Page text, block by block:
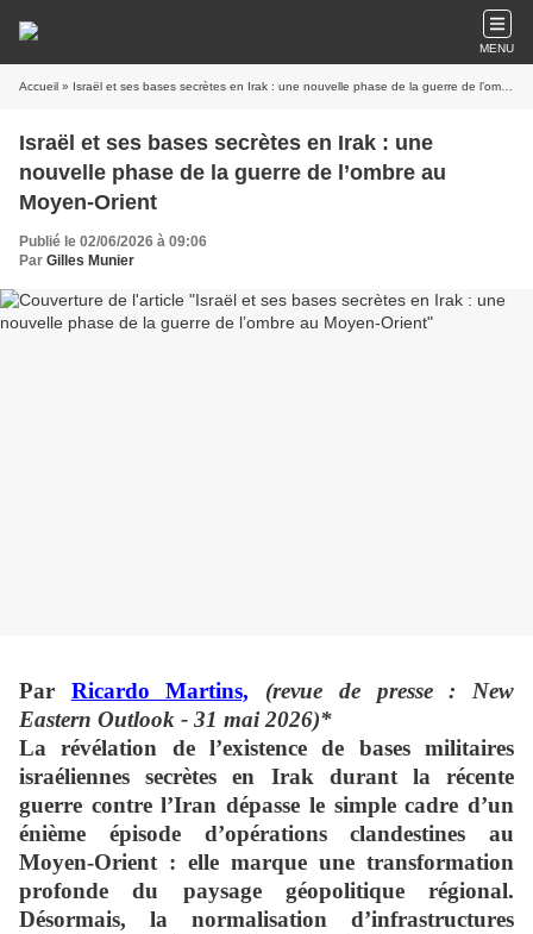
MENU
Accueil » Israël et ses bases secrètes en Irak : une nouvelle phase de la guerre de l’ombre au Moyen-Orient
Israël et ses bases secrètes en Irak : une
nouvelle phase de la guerre de l’ombre au
Moyen-Orient
Publié le 02/06/2026 à 09:06
Par Gilles Munier
Par Ricardo Martins,
(revue de presse : New
Eastern Outlook - 31 mai 2026)*
La révélation de l’existence de bases militaires
israéliennes secrètes en Irak durant la récente
guerre contre l’Iran dépasse le simple cadre d’un
énième épisode d’opérations clandestines au
Moyen-Orient : elle marque une transformation
profonde du paysage géopolitique régional.
Désormais, la normalisation d’infrastructures